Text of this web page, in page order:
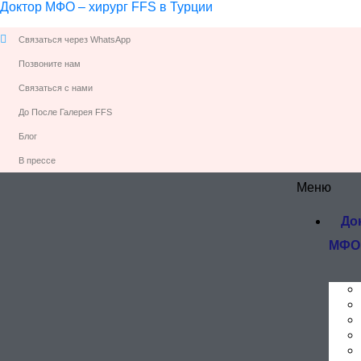
Доктор МФО – хирург FFS в Турции
Связаться через WhatsApp
Позвоните нам
Связаться с нами
До После Галерея FFS
Блог
В прессе
Меню
МФО